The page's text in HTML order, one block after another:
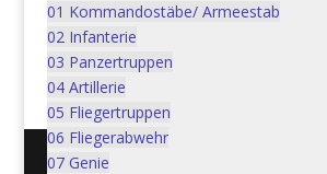
01 Kommandostäbe/ Armeestab
02 Infanterie
03 Panzertruppen
04 Artillerie
05 Fliegertruppen
06 Fliegerabwehr
07 Genie
Weiterlesen